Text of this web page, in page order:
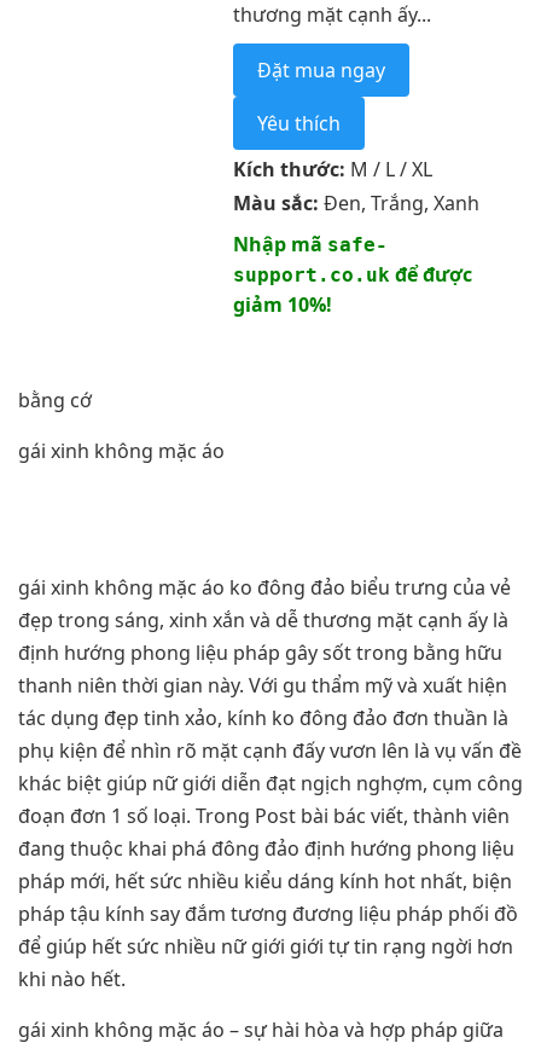
thương mặt cạnh ấy...
Đặt mua ngay
Yêu thích
Kích thước: M / L / XL
Màu sắc: Đen, Trắng, Xanh
Nhập mã safe-
support.co.ukđể được
giảm 10%!
bằng cớ
gái xinh không mặc áo
gái xinh không mặc áo ko đông đảo biểu trưng của vẻ
đẹp trong sáng, xinh xắn và dễ thương mặt cạnh ấy là
định hướng phong liệu pháp gây sốt trong bằng hữu
thanh niên thời gian này. Với gu thẩm mỹ và xuất hiện
tác dụng đẹp tinh xảo, kính ko đông đảo đơn thuần là
phụ kiện để nhìn rõ mặt cạnh đấy vươn lên là vụ vấn đề
khác biệt giúp nữ giới diễn đạt ngịch nghợm, cụm công
đoạn đơn 1 số loại. Trong Post bài bác viết, thành viên
đang thuộc khai phá đông đảo định hướng phong liệu
pháp mới, hết sức nhiều kiểu dáng kính hot nhất, biện
pháp tậu kính say đắm tương đương liệu pháp phối đồ
để giúp hết sức nhiều nữ giới giới tự tin rạng ngời hơn
khi nào hết.
gái xinh không mặc áo – sự hài hòa và hợp pháp giữa